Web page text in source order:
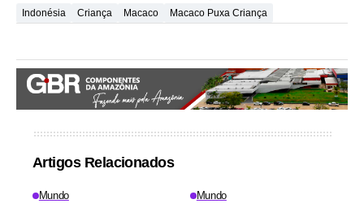
Indonésia Criança Macaco Macaco Puxa Criança
Artigos Relacionados
Mundo Mundo